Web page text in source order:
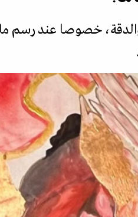
خصوصا عند رسم